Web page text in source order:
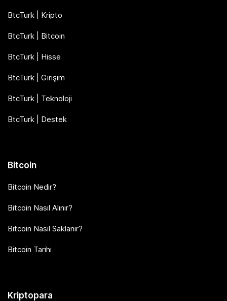
BtcTurk | Kripto
BtcTurk | Bitcoin
BtcTurk | Hisse
BtcTurk | Girişim
BtcTurk | Teknoloji
BtcTurk | Destek
Bitcoin
Bitcoin Nedir?
Bitcoin Nasıl Alınır?
Bitcoin Nasıl Saklanır?
Bitcoin Tarihi
Kriptopara